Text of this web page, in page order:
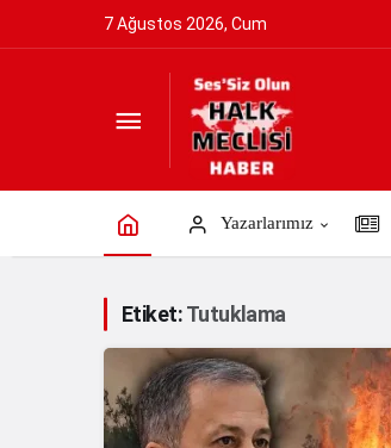
7 Ağustos 2026, Cum
Yazarlarımız
Etiket:Tutuklama